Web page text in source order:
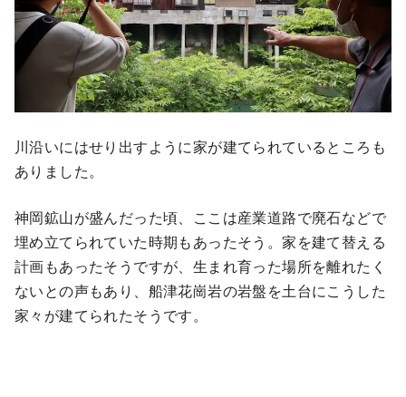
川沿いにはせり出すように家が建てられているところも
ありました。
神岡鉱山が盛んだった頃、ここは産業道路で廃石などで
埋め立てられていた時期もあったそう。家を建て替える
計画もあったそうですが、生まれ育った場所を離れたく
ないとの声もあり、船津花崗岩の岩盤を土台にこうした
家々が建てられたそうです。